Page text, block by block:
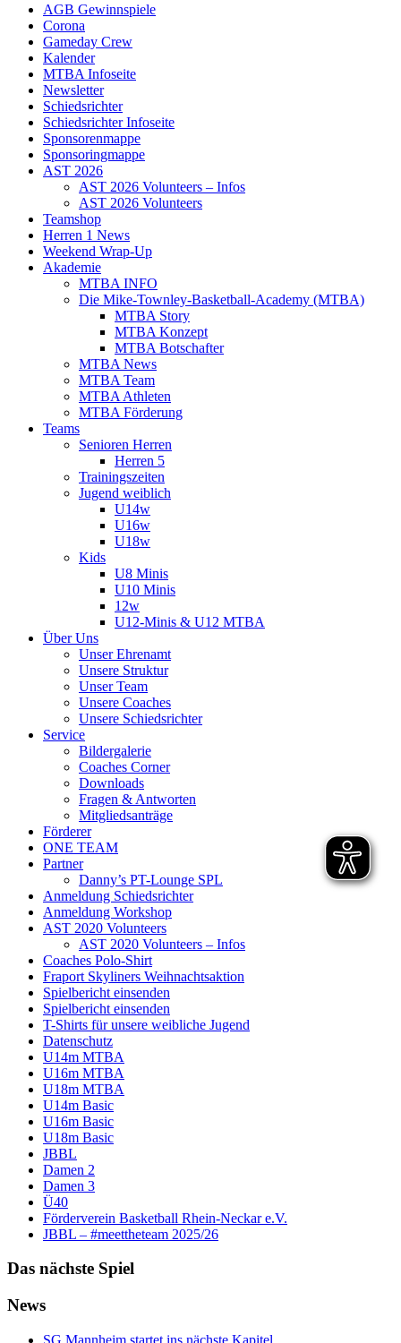
AGB Gewinnspiele
Corona
Gameday Crew
Kalender
MTBA Infoseite
Newsletter
Schiedsrichter
Schiedsrichter Infoseite
Sponsorenmappe
Sponsoringmappe
AST 2026
AST 2026 Volunteers – Infos
AST 2026 Volunteers
Teamshop
Herren 1 News
Weekend Wrap-Up
Akademie
MTBA INFO
Die Mike-Townley-Basketball-Academy (MTBA)
MTBA Story
MTBA Konzept
MTBA Botschafter
MTBA News
MTBA Team
MTBA Athleten
MTBA Förderung
Teams
Senioren Herren
Herren 5
Trainingszeiten
Jugend weiblich
U14w
U16w
U18w
Kids
U8 Minis
U10 Minis
12w
U12-Minis & U12 MTBA
Über Uns
Unser Ehrenamt
Unsere Struktur
Unser Team
Unsere Coaches
Unsere Schiedsrichter
Service
Bildergalerie
Coaches Corner
Downloads
Fragen & Antworten
Mitgliedsanträge
Förderer
ONE TEAM
Partner
Danny’s PT-Lounge SPL
Anmeldung Schiedsrichter
Anmeldung Workshop
AST 2020 Volunteers
AST 2020 Volunteers – Infos
Coaches Polo-Shirt
Fraport Skyliners Weihnachtsaktion
Spielbericht einsenden
Spielbericht einsenden
T-Shirts für unsere weibliche Jugend
Datenschutz
U14m MTBA
U16m MTBA
U18m MTBA
U14m Basic
U16m Basic
U18m Basic
JBBL
Damen 2
Damen 3
Ü40
Förderverein Basketball Rhein-Neckar e.V.
JBBL – #meettheteam 2025/26
Das nächste Spiel
News
SG Mannheim startet ins nächste Kapitel